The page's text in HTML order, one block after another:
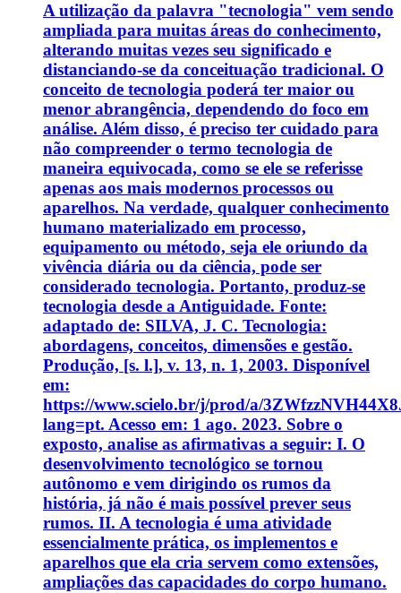
A utilização da palavra "tecnologia" vem sendo
ampliada para muitas áreas do conhecimento,
alterando muitas vezes seu significado e
distanciando-se da conceituação tradicional. O
conceito de tecnologia poderá ter maior ou
menor abrangência, dependendo do foco em
análise. Além disso, é preciso ter cuidado para
não compreender o termo tecnologia de
maneira equivocada, como se ele se referisse
apenas aos mais modernos processos ou
aparelhos. Na verdade, qualquer conhecimento
humano materializado em processo,
equipamento ou método, seja ele oriundo da
vivência diária ou da ciência, pode ser
considerado tecnologia. Portanto, produz-se
tecnologia desde a Antiguidade. Fonte:
adaptado de: SILVA, J. C. Tecnologia:
abordagens, conceitos, dimensões e gestão.
Produção, [s. l.], v. 13, n. 1, 2003. Disponível
em:
https://www.scielo.br/j/prod/a/
lang=pt. Acesso em: 1 ago. 2023. Sobre o
exposto, analise as afirmativas a seguir: I. O
desenvolvimento tecnológico se tornou
autônomo e vem dirigindo os rumos da
história, já não é mais possível prever seus
rumos. II. A tecnologia é uma atividade
essencialmente prática, os implementos e
aparelhos que ela cria servem como extensões,
ampliações das capacidades do corpo humano.